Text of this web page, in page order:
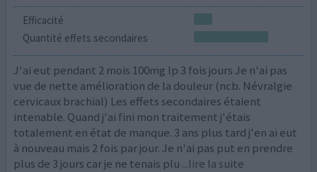
Efficacité
Quantité effets secondaires
J'ai eut pendant 2 mois 100mg lp 3 fois jours Je n'ai pas
vue de nette amélioration de la douleur (ncb. Névralgie
cervicaux brachial) Les effets secondaires étaient
intenable. Quand j'ai fini mon traitement j'étais
totalement en état de manque. 3 ans plus tard j'en ai eut
à nouveau mais 2 fois par jour. Je n'ai pas put en prendre
plus de 3 jours car je ne tenais plu ...lire la suite